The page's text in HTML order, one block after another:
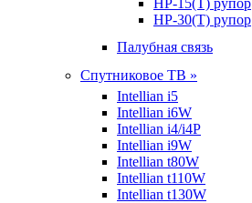
HP-30(T) рупор
Палубная связь
Спутниковое ТВ »
Intellian i5
Intellian i6W
Intellian i4/i4P
Intellian i9W
Intellian t80W
Intellian t110W
Intellian t130W